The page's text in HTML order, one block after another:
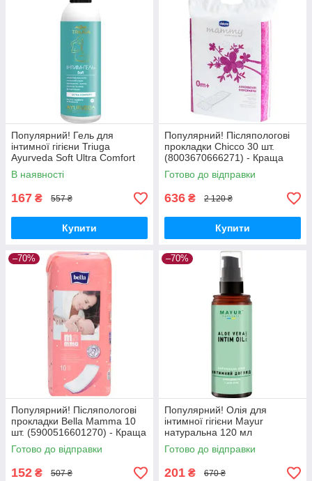
Популярний! Гель для
інтимної гігієни Triuga
Ayurveda Soft Ultra Comfort
300 мл (4820164640616) -
Краща якість тільки на
В наявності
167 ₴ 557 ₴
Купити
Популярний! Післяпологові
прокладки Chicco 30 шт.
(8003670666271) - Краща
якість тільки на
Nukleon.com.ua
Готово до відправки
636 ₴ 2 120 ₴
Купити
–70%
Популярний! Післяпологові
прокладки Bella Мamma 10
шт. (5900516601270) - Краща
якість тільки на
Nukleon.com.ua
Готово до відправки
152 ₴ 507 ₴
–70%
Популярний! Олія для
інтимної гігієни Mayur
натуральна 120 мл
(4820189560777) - Краща
якість тільки на
Готово до відправки
201 ₴ 670 ₴